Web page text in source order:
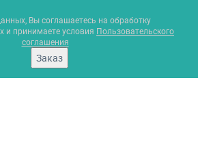
Вы соглашаетесь на обработку
и принимаете условия Пользовательского
соглашения
Заказ